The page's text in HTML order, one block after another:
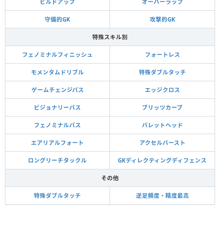
ビルドアップ オーバーラップ
守備的GK 攻撃的GK
特殊スキル別
フェノミナルフィニッシュ フォートレス
モメンタムドリブル 特殊ダブルタッチ
ゲームチェンジパス エッジクロス
ビジョナリーパス ブリッツカーブ
フェノミナルパス バレットヘッド
エアリアルフォート アクセルバースト
ロングリーチタックル GKディレクティングディフェンス
その他
特殊ダブルタッチ 逆足頻度・精度最高